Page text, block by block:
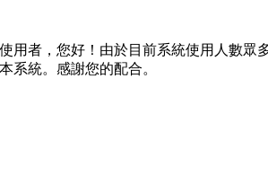
用者，您好！由於目前系統使用人數眾
系統。感謝您的配合。